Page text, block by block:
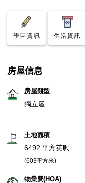
學區資訊 生活資訊
房屋信息
房屋類型
獨立屋
土地面積
6492 平方英呎
(603平方米)
物業費(HOA)